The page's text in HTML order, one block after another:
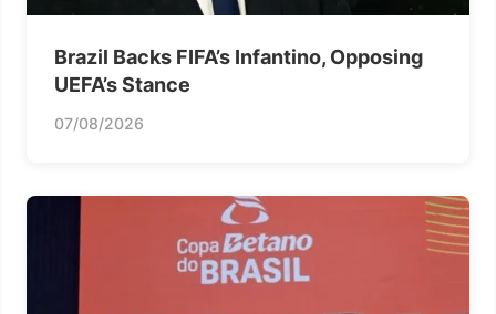
Brazil Backs FIFA’s Infantino, Opposing
UEFA’s Stance
07/08/2026